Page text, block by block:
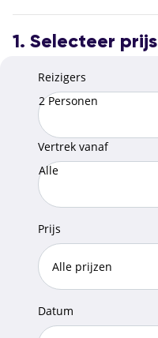
1. Selecteer prijs
Reizigers
2 Personen
Vertrek vanaf
Alle
Prijs
Datum